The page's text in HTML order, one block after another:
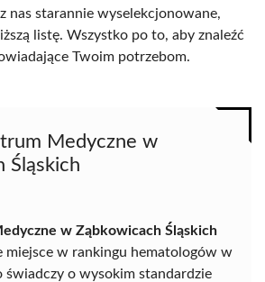
nas starannie wyselekcjonowane,
listę. Wszystko po to, aby znaleźć
Twoim potrzebom.
Medyczne w
Śląskich
w Ząbkowicach Śląskich
miejsce w rankingu hematologów w
świadczy o wysokim standardzie